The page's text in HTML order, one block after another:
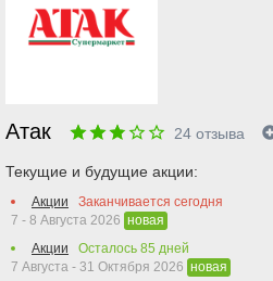
Атак 24 отзыва
Текущие и будущие акции:
Акции
Заканчивается сегодня
7 - 8 Августа 2026 новая
Акции
Осталось 85 дней
7 Августа - 31 Октября 2026 новая